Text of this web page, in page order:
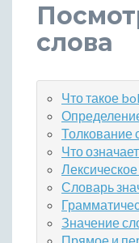
слова
Что такое
Толкование
Что
Словарь
Значение